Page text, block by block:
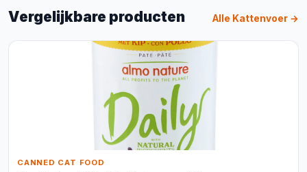
Vergelijkbare producten Alle Kattenvoer →
CANNED CAT FOOD